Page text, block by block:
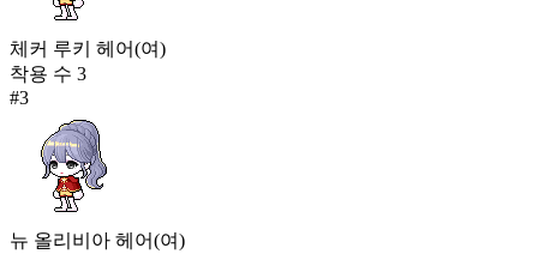
809
테르미도르(여)
71
체커 루키 헤어(여)
착용 수 3
#3
뉴 올리비아 헤어(여)